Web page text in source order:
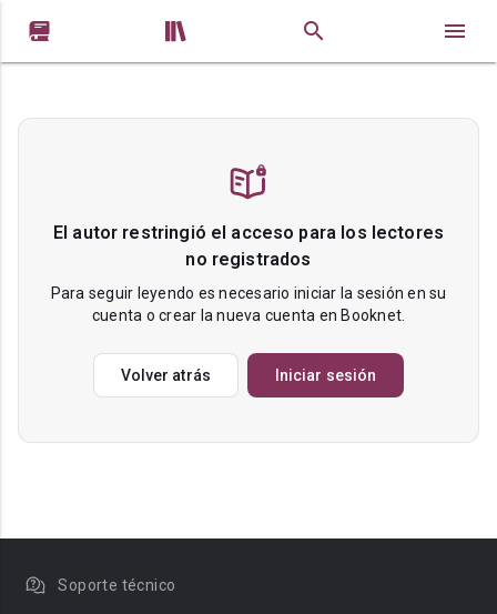
 
El autor restringió el acceso para los lectores
no registrados
Para seguir leyendo es necesario iniciar la sesión en su
cuenta o crear la nueva cuenta en Booknet.
Volver atrás Iniciar sesión
Soporte técnico